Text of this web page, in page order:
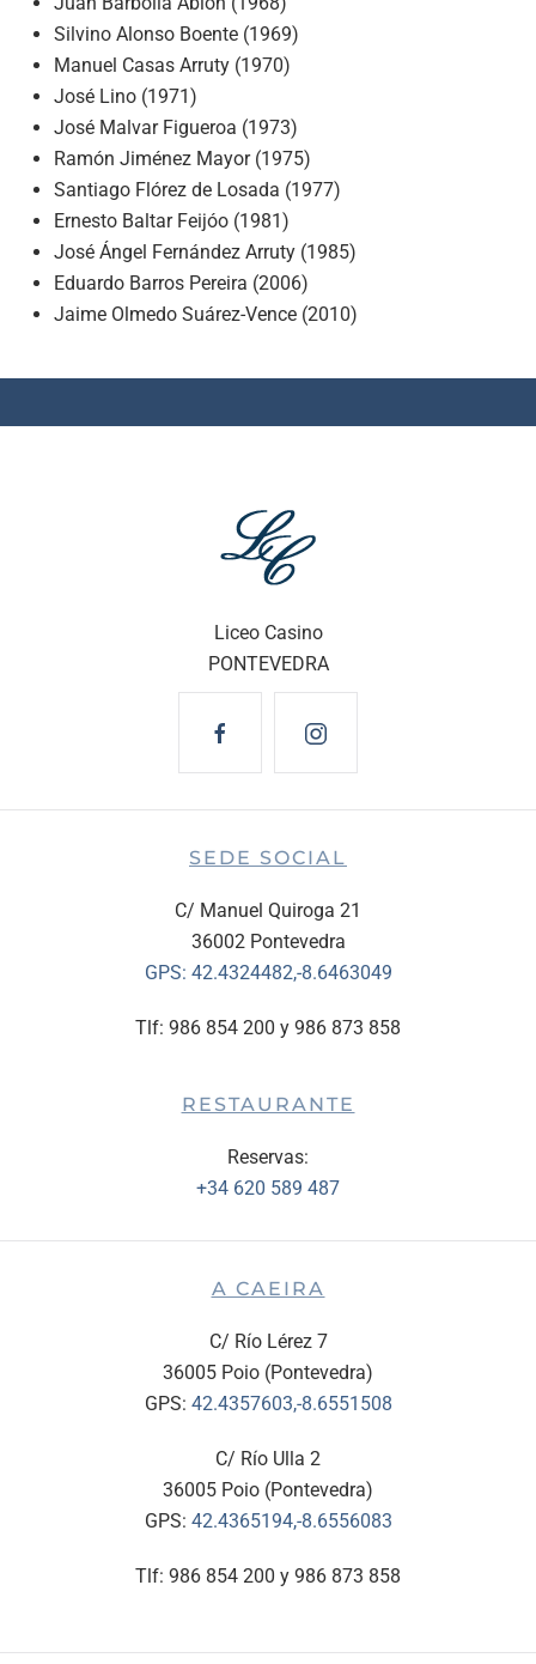
Silvino Alonso Boente (1969)
Manuel Casas Arruty (1970)
José Lino (1971)
José Malvar Figueroa (1973)
Ramón Jiménez Mayor (1975)
Santiago Flórez de Losada (1977)
Ernesto Baltar Feijóo (1981)
José Ángel Fernández Arruty (1985)
Eduardo Barros Pereira (2006)
Jaime Olmedo Suárez-Vence (2010)
Liceo Casino
PONTEVEDRA
SEDE SOCIAL
C/ Manuel Quiroga 21
36002 Pontevedra
GPS: 42.4324482,-8.6463049
Tlf: 986 854 200 y 986 873 858
RESTAURANTE
Reservas:
+34 620 589 487
A CAEIRA
C/ Río Lérez 7
36005 Poio (Pontevedra)
GPS: 42.4357603,-8.6551508
C/ Río Ulla 2
36005 Poio (Pontevedra)
GPS: 42.4365194,-8.6556083
Tlf: 986 854 200 y 986 873 858